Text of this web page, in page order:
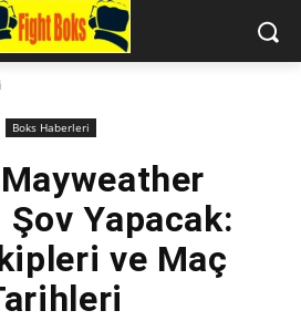
Boks Haberleri
Şov Yapacak:
ve Maç